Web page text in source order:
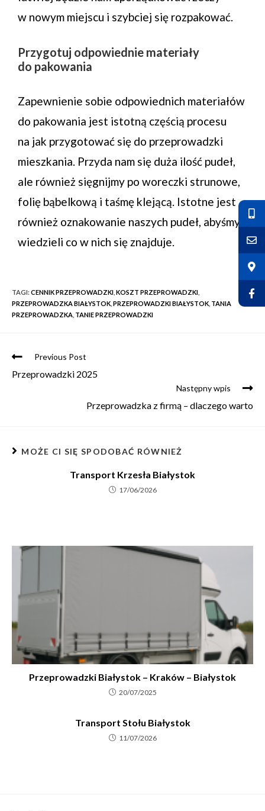
w nowym miejscu i szybciej się rozpakować.
Przygotuj odpowiednie materiały
do pakowania
Zapewnienie sobie odpowiednich materiałów
do pakowania jest istotną częścią procesu
na jak przygotować się do przeprowadzki
mieszkania. Przyda nam się duża ilość pudeł,
ale również sięgnijmy po woreczki strunowe,
folię bąbelkową i taśmę klejącą. Istotne jest
również oznakowanie naszych pudeł, abyśmy
wiedzieli co w nich się znajduje.
TAGI:CENNIK PRZEPROWADZKI KOSZT PRZEPROWADZKI
PRZEPROWADZKA BIAŁYSTOK PRZEPROWADZKI BIAŁYSTOK TANIA
PRZEPROWADZKA TANIE PRZEPROWADZKI
Previous Post
Przeprowadzki 2025
Następny wpis
Przeprowadzka z firmą – dlaczego warto
MOŻE CI SIĘ SPODOBAĆ RÓWNIEŻ
Transport Krzesła Białystok
17/06/2026
Przeprowadzki Białystok – Kraków – Białystok
20/07/2025
Transport Stołu Białystok
11/07/2026